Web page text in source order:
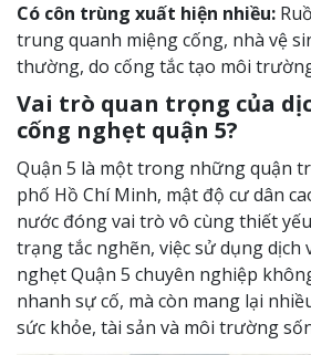
Có côn trùng xuất hiện nhiều:
trung quanh miệng cống, nhà vệ
thường, do cống tắc tạo môi
Vai trò quan trọng của
cống nghẹt quận 5?
Quận 5 là một trong những quận
phố Hồ Chí Minh, mật độ cư dân
nước đóng vai trò vô cùng thiết
trạng tắc nghẽn, việc sử dụng dịch
nghẹt Quận 5 chuyên nghiệp
nhanh sự cố, mà còn mang lại
sức khỏe, tài sản và môi trường